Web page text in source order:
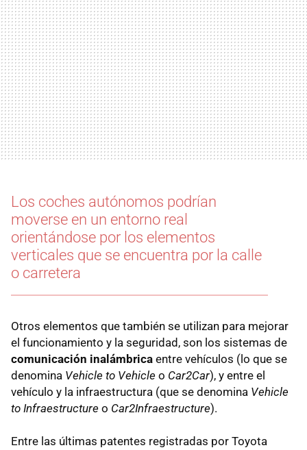
Los coches autónomos podrían
moverse en un entorno real
orientándose por los elementos
verticales que se encuentra por la calle
o carretera
Otros elementos que también se utilizan para mejorar
el funcionamiento y la seguridad, son los sistemas de
comunicación inalámbrica entre vehículos (lo que se
denomina Vehicle to Vehicle o Car2Car), y entre el
vehículo y la infraestructura (que se denomina Vehicle
to Infraestructure o Car2Infraestructure).
Entre las últimas patentes registradas por Toyota